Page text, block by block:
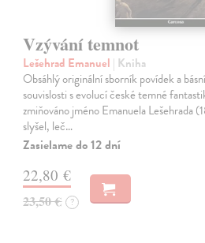
Vzývání temnot
Lešehrad Emanuel | Kniha
Obsáhlý originální sborník povídek a
souvislosti s evolucí české temné
zmiňováno jméno Emanuela Lešehrada
slyšel, leč…
Zasielame do 12 dní
22,80 €
23,50 € ?